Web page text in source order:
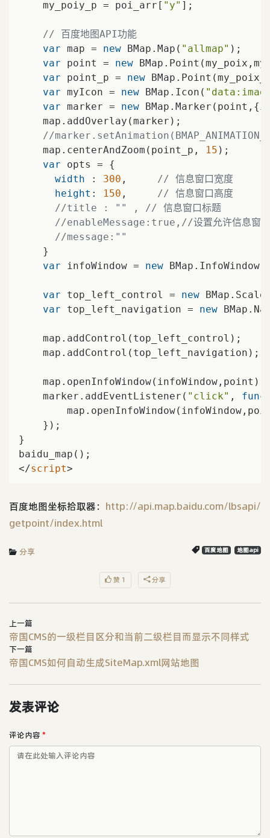
    my_poiy_p = poi_arr[
"y" ];
// 百度地图API功能
var map = new BMap.Map( "allmap" );
var point = new
var point_p = new
var myIcon = new BMap.Icon( "data:image/
var marker = new BMap.Marker(point,{
//
    map.centerAndZoom(point_p,
15 );
var opts = {
width : 300 , // 信息窗口宽度
height : 150 , // 信息窗口高度
//title : "" , // 信息窗口标题
//enableMessage:true,//设置允许信息窗发
//message:""
    }
var infoWindow = new BMap.InfoWindow(
var top_left_control = new
var top_left_navigation = new
    map.addControl(top_left_control);
    map.addControl(top_left_navigation);
    marker.addEventListener(
"click" ,
    });
}
</script>
百度地图坐标拾取器： http://api.map.baidu.com/lbsapi/
getpoint/index.html
分享 百度地图 地图api
赞 1 分享
上一篇
帝国CMS的一级栏目区分和当前二级栏目而显示不同样式
下一篇
帝国CMS如何自动生成SiteMap.xml网站地图
发表评论
评论内容 *